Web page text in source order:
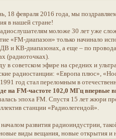
18 февраля 2016 года, мы
в нашей стране!
моложе 30 лет уже
«FM-диапазон» только начинало
и КВ-диапазонах, а еще – по
(радиоточках).
в советском эфире на средних и
радиостанции: «Европа плюс»,
год стал переломным в
на FM-частоте 102,0 МГц
эпоха FM. Спустя 15 лет жюри
станции «Радиолегендой».
развития радиоиндустрии,
виды вещания, новые открытия и